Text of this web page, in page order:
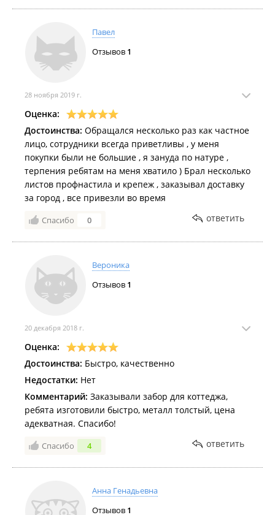
Павел
Отзывов 1
28 ноября 2019 г.
Оценка:
Достоинства: Обращался несколько раз как частное
лицо, сотрудники всегда приветливы , у меня
покупки были не большие , я зануда по натуре ,
терпения ребятам на меня хватило ) Брал несколько
листов профнастила и крепеж , заказывал доставку
за город , все привезли во время
Спасибо 0 ответить
Вероника
Отзывов 1
20 декабря 2018 г.
Оценка:
Достоинства: Быстро, качественно
Недостатки: Нет
Комментарий: Заказывали забор для коттеджа,
ребята изготовили быстро, металл толстый, цена
адекватная. Спасибо!
Спасибо 4 ответить
Анна Генадьевна
Отзывов 1